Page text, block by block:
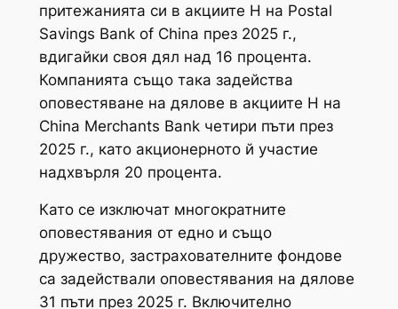
притежанията си в акциите H на Postal
Savings Bank of China през 2025 г.,
вдигайки своя дял над 16 процента.
Компанията също така задейства
оповестяване на дялове в акциите H на
China Merchants Bank четири пъти през
2025 г., като акционерното й участие
надхвърля 20 процента.
Като се изключат многократните
оповестявания от едно и също
дружество, застрахователните фондове
са задействали оповестявания на дялове
31 пъти през 2025 г. Включително